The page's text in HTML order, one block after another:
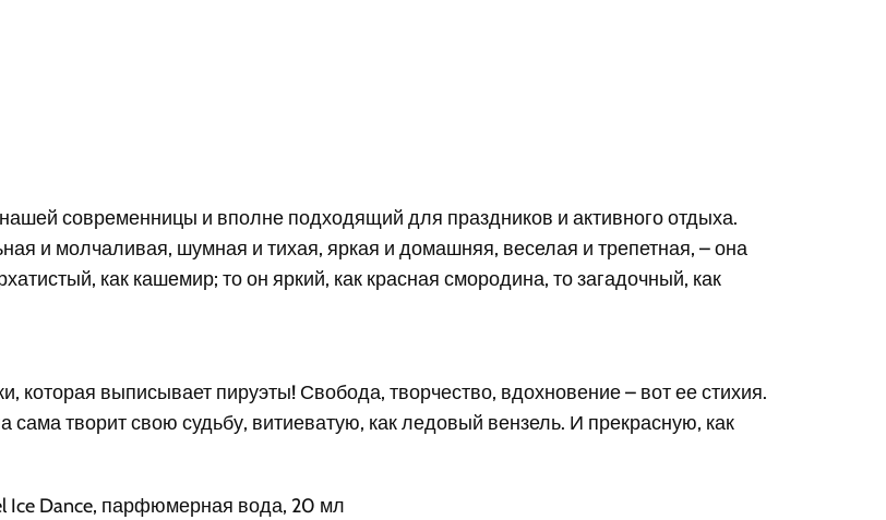
современницы и вполне подходящий для праздников и активного отдыха.
и молчаливая, шумная и тихая, яркая и домашняя, веселая и трепетная, – она
как кашемир; то он яркий, как красная смородина, то загадочный, как
которая выписывает пируэты! Свобода, творчество, вдохновение – вот ее стихия.
творит свою судьбу, витиеватую, как ледовый вензель. И прекрасную, как
Dance, парфюмерная вода, 20 мл